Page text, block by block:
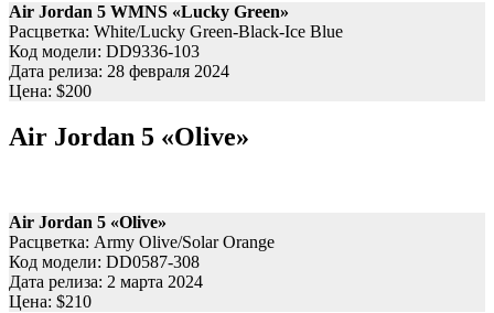
Air Jordan 5 WMNS «Lucky Green»
Расцветка: White/Lucky Green-Black-Ice Blue
Код модели: DD9336-103
Дата релиза: 28 февраля 2024
Цена: $200
Air Jordan 5 «Olive»
Air Jordan 5 «Olive»
Расцветка: Army Olive/Solar Orange
Код модели: DD0587-308
Дата релиза: 2 марта 2024
Цена: $210